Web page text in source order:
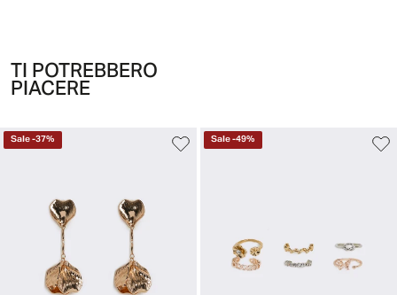
TI POTREBBERO
PIACERE
Sale-37% Sale-49%